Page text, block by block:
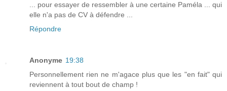
... pour essayer de ressembler à une certaine Paméla ... qui
elle n'a pas de CV à défendre ...
Répondre
Anonyme 19:38
Personnellement rien ne m'agace plus que les "en fait" qui
reviennent à tout bout de champ !